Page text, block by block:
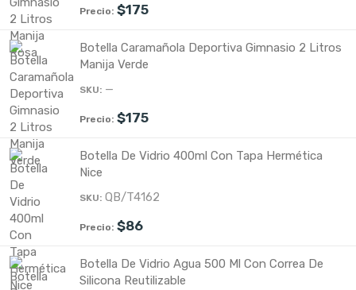
$175
Botella Caramañola Deportiva Gimnasio 2 Litros
Manija Verde
—
$175
Botella De Vidrio 400ml Con Tapa Hermética
Nice
QB/T4162
$86
Botella De Vidrio Agua 500 Ml Con Correa De
Silicona Reutilizable